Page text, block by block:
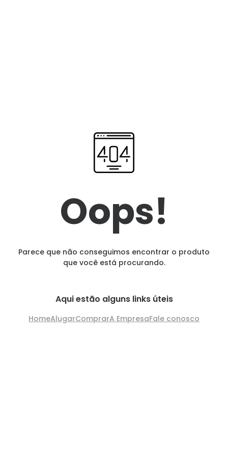
Oops!
Parece que não conseguimos encontrar o produto
que você está procurando.
Aqui estão alguns links úteis
HomeAlugarComprarA EmpresaFale conosco